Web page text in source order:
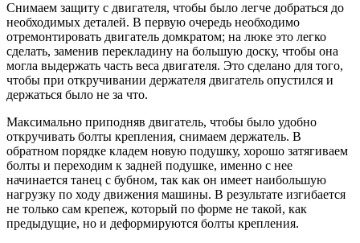
Снимаем защиту с двигателя, чтобы было легче добраться до
необходимых деталей. В первую очередь необходимо
отремонтировать двигатель домкратом; на люке это легко
сделать, заменив перекладину на большую доску, чтобы она
могла выдержать часть веса двигателя. Это сделано для того,
чтобы при откручивании держателя двигатель опустился и
держаться было не за что.
Максимально приподняв двигатель, чтобы было удобно
откручивать болты крепления, снимаем держатель. В
обратном порядке кладем новую подушку, хорошо затягиваем
болты и переходим к задней подушке, именно с нее
начинается танец с бубном, так как он имеет наибольшую
нагрузку по ходу движения машины. В результате изгибается
не только сам крепеж, который по форме не такой, как
предыдущие, но и деформируются болты крепления.